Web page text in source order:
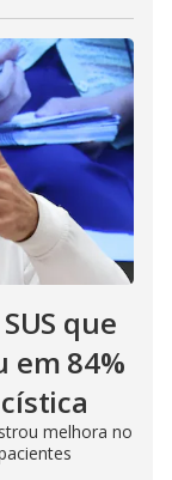
que
em 84%
melhora no